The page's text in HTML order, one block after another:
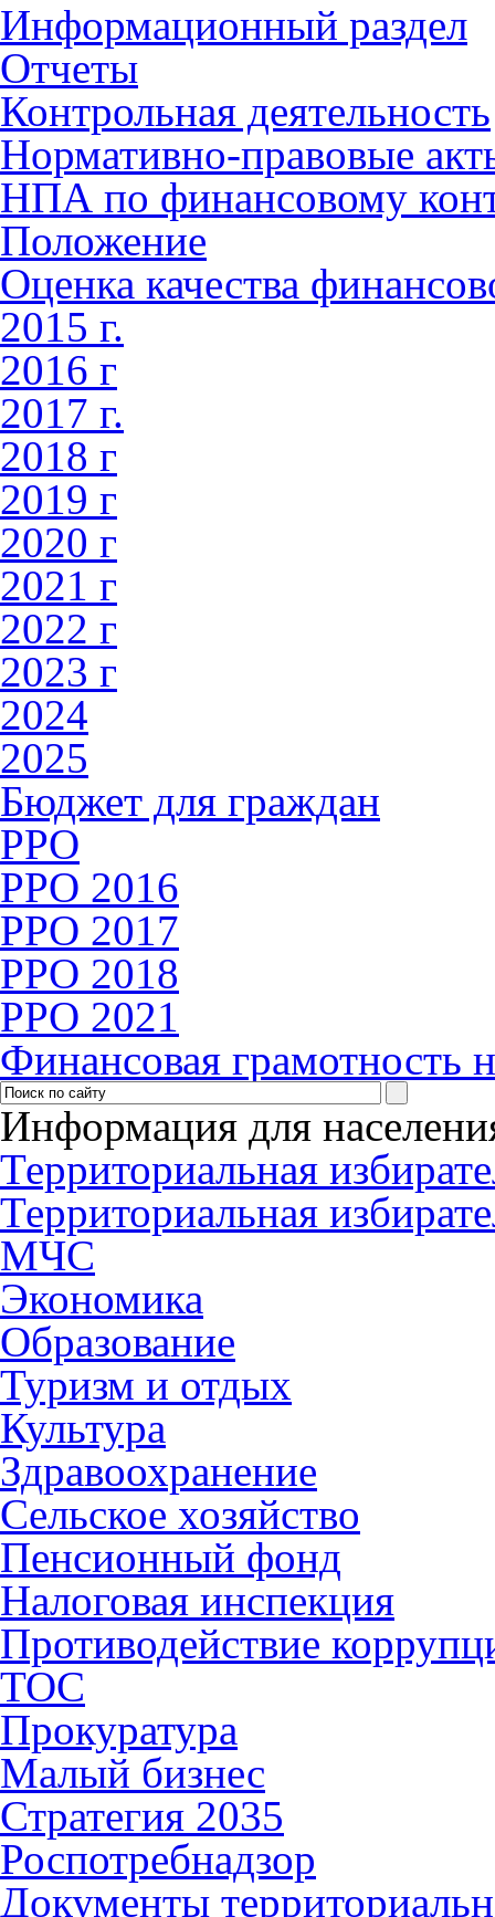
Информационный раздел
Отчеты
Контрольная деятельность
Нормативно-правовые
НПА по финансовому
Положение
Оценка качества
2015 г.
2016 г
2017 г.
2018 г
2019 г
2020 г
2021 г
2022 г
2023 г
2024
2025
Бюджет для граждан
РРО
РРО 2016
PPO 2017
PPO 2018
РРО 2021
Финансовая грамотность
Информация для
Территориальная
Территориальная
МЧС
Экономика
Образование
Туризм и отдых
Культура
Здравоохранение
Сельское хозяйство
Пенсионный фонд
Налоговая инспекция
Противодействие
ТОС
Прокуратура
Малый бизнес
Стратегия 2035
Роспотребнадзор
Документы